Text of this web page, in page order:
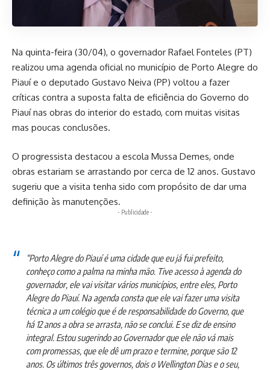
Na quinta-feira (30/04), o governador Rafael Fonteles (PT)
realizou uma agenda oficial no município de Porto Alegre do
Piauí e o deputado Gustavo Neiva (PP) voltou a fazer
críticas contra a suposta falta de eficiência do Governo do
Piauí nas obras do interior do estado, com muitas visitas
mas poucas conclusões.
O progressista destacou a escola Mussa Demes, onde
obras estariam se arrastando por cerca de 12 anos. Gustavo
sugeriu que a visita tenha sido com propósito de dar uma
definição às manutenções.
- Publicidade -
“Porto Alegre do Piauí é uma cidade que eu já fui prefeito,
conheço como a palma na minha mão. Tive acesso à agenda do
governador, ele vai visitar vários municípios, entre eles, Porto
Alegre do Piauí. Na agenda consta que ele vai fazer uma visita
técnica a um colégio que é de responsabilidade do Governo, que
há 12 anos a obra se arrasta, não se conclui. E se diz de ensino
integral. Estou sugerindo ao Governador que ele não vá mais
com promessas, que ele dê um prazo e termine, porque são 12
anos. Os últimos três governos, dois o Wellington Dias e o seu,